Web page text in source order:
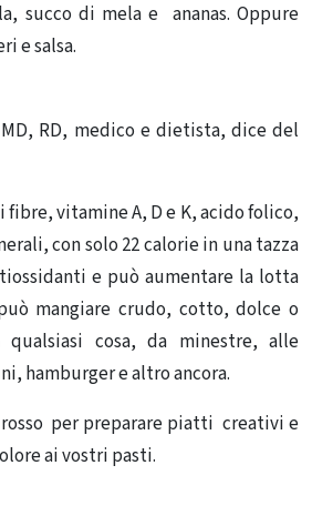
succo di mela e ananas. Oppure
e salsa.
RD, medico e dietista, dice del
fibre, vitamine A, D e K, acido folico,
con solo 22 calorie in una tazza
e può aumentare la lotta
mangiare crudo, cotto, dolce o
qualsiasi cosa, da minestre, alle
hamburger e altro ancora.
per preparare piatti creativi e
ai vostri pasti.